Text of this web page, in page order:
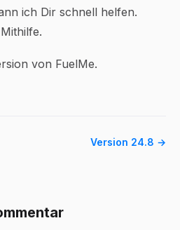
ich Dir schnell helfen.
von FuelMe.
Version 24.8 →